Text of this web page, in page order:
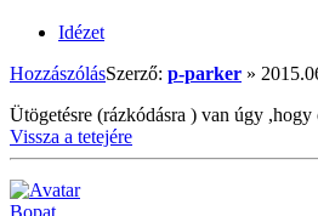
Idézet
HozzászólásSzerző: p-parker »
Ütögetésre (rázkódásra ) van úgy
Vissza a tetejére